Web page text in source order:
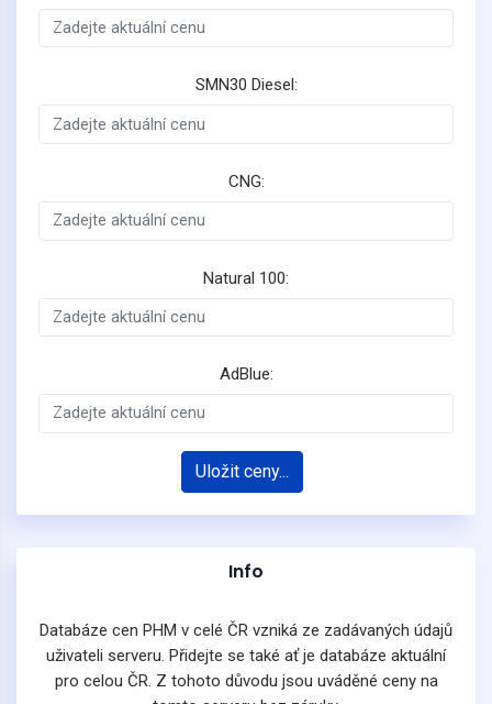
SMN30 Diesel:
CNG:
Natural 100:
AdBlue:
Uložit ceny...
Info
Databáze cen PHM v celé ČR vzniká ze zadávaných údajů
uživateli serveru. Přidejte se také ať je databáze aktuální
pro celou ČR. Z tohoto důvodu jsou uváděné ceny na